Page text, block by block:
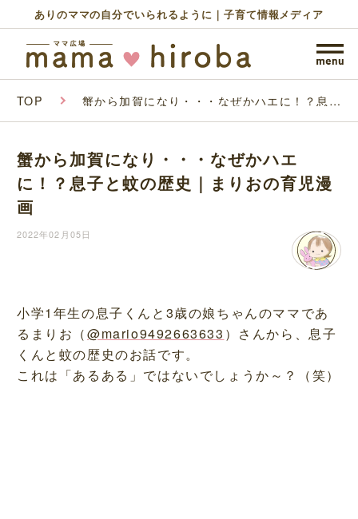
ありのママの自分でいられるように｜子育て情報メディア
TOP 蟹から加賀になり・・・なぜかハエに！？息子
蟹から加賀になり・・・なぜかハエ
に！？息子と蚊の歴史｜まりおの育児漫
画
2022年02月05日
小学1年生の息子くんと3歳の娘ちゃんのママであ
るまりお（@mario9492663633 ）さんから、息子
くんと蚊の歴史のお話です。
これは「あるある」ではないでしょうか～？（笑）